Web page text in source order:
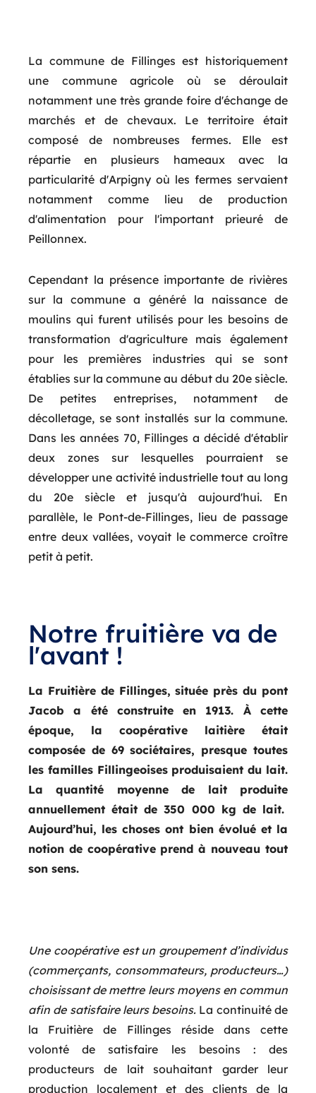
La commune de Fillinges est historiquement
une commune agricole où se déroulait
notamment une très grande foire d'échange de
marchés et de chevaux. Le territoire était
composé de nombreuses fermes. Elle est
répartie en plusieurs hameaux avec la
particularité d'Arpigny où les fermes servaient
notamment comme lieu de production
d'alimentation pour l'important prieuré de
Peillonnex.
Cependant la présence importante de rivières
sur la commune a généré la naissance de
moulins qui furent utilisés pour les besoins de
transformation d'agriculture mais également
pour les premières industries qui se sont
établies sur la commune au début du 20e siècle.
De petites entreprises, notamment de
décolletage, se sont installés sur la commune.
Dans les années 70, Fillinges a décidé d'établir
deux zones sur lesquelles pourraient se
développer une activité industrielle tout au long
du 20e siècle et jusqu'à aujourd'hui. En
parallèle, le Pont-de-Fillinges, lieu de passage
entre deux vallées, voyait le commerce croître
petit à petit.
Notre fruitière va de
l'avant !
La Fruitière de Fillinges, située près du pont
Jacob a été construite en 1913. Àcette
époque, la coopérative laitière était
composée de 69 sociétaires, presque toutes
les familles Fillingeoises produisaient du lait.
La quantité moyenne de lait produite
annuellement était de 350 000 kg de lait.
Aujourd’hui, les choses ont bien évolué et la
notion de coopérative prend à nouveau tout
son sens.
Une coopérative est un groupement d’individus
(commerçants, consommateurs, producteurs…)
choisissant de mettre leurs moyens en commun
afin de satisfaire leurs besoins. La continuité de
la Fruitière de Fillinges réside dans cette
volonté de satisfaire les besoins : des
producteurs de lait souhaitant garder leur
production localement et des clients de la